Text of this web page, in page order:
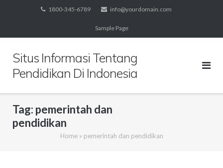
1800-345-6789 info@yourdomain.com
Sample Page
Situs Informasi Tentang
Pendidikan Di Indonesia
Tag: pemerintah dan
pendidikan
Home» pemerintah dan pendidikan